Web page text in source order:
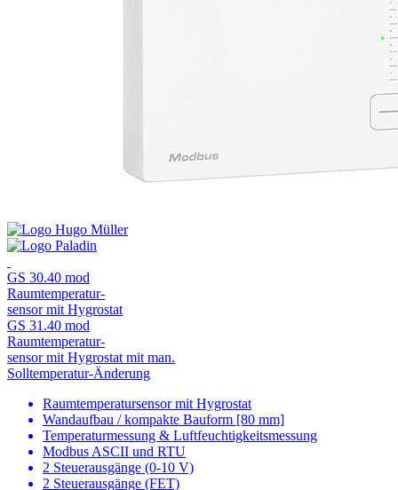
GS 30.40 mod
Raumtemperatur-
sensor mit Hygrostat
GS 31.40 mod
Raumtemperatur-
sensor mit Hygrostat mit man.
Solltemperatur-Änderung
Raumtemperatursensor mit Hygrostat
Wandaufbau / kompakte Bauform [80 mm]
Temperaturmessung & Luftfeuchtigkeitsmessung
Modbus ASCII und RTU
2 Steuerausgänge (0-10 V)
2 Steuerausgänge (FET)